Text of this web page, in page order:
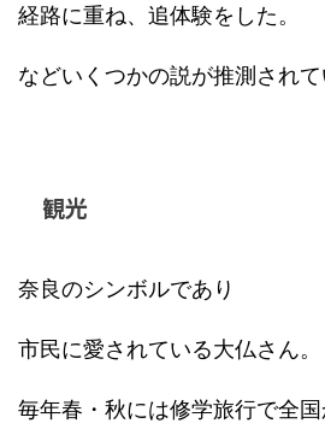
経路に重ね、追体験をした。
などいくつかの説が推測されて
観光
奈良のシンボルであり
市民に愛されている大仏さん。
毎年春・秋には修学旅行で全